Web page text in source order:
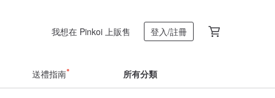
我想在 Pinkoi 上販售 登入/註冊
送禮指南 所有分類